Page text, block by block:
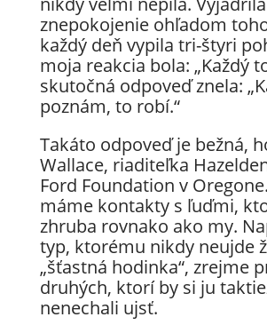
znepokojenie ohľadom
každý deň vypila tri-štyri
moja reakcia bola: „Každý
skutočná odpoveď znela:
poznám, to robí.“
Takáto odpoveď je bežná,
Wallace, riaditeľka
Ford Foundation v
máme kontakty s ľuďmi,
zhruba rovnako ako my.
typ, ktorému nikdy neujde
„šťastná hodinka“, zrejme
druhých, ktorí by si ju
nenechali ujsť.